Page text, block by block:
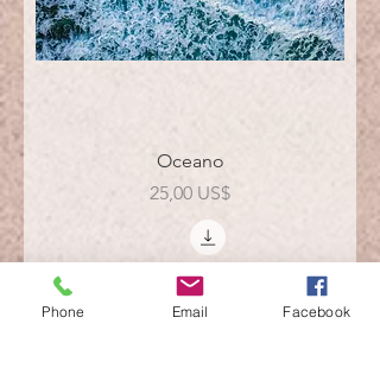
Oceano
Precio
25,00 US$
Phone Email Facebook